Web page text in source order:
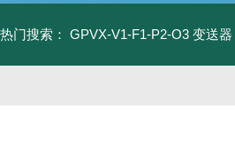
热门搜索： GPVX-V1-F1-P2-O3 变送器